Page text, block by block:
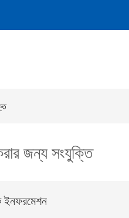
জন্য সংযুক্তি
ইনফরমেশন